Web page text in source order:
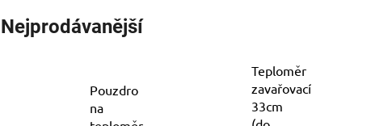
Nejprodávanější
Pouzdro
na
Teploměr
zavařovací
33cm